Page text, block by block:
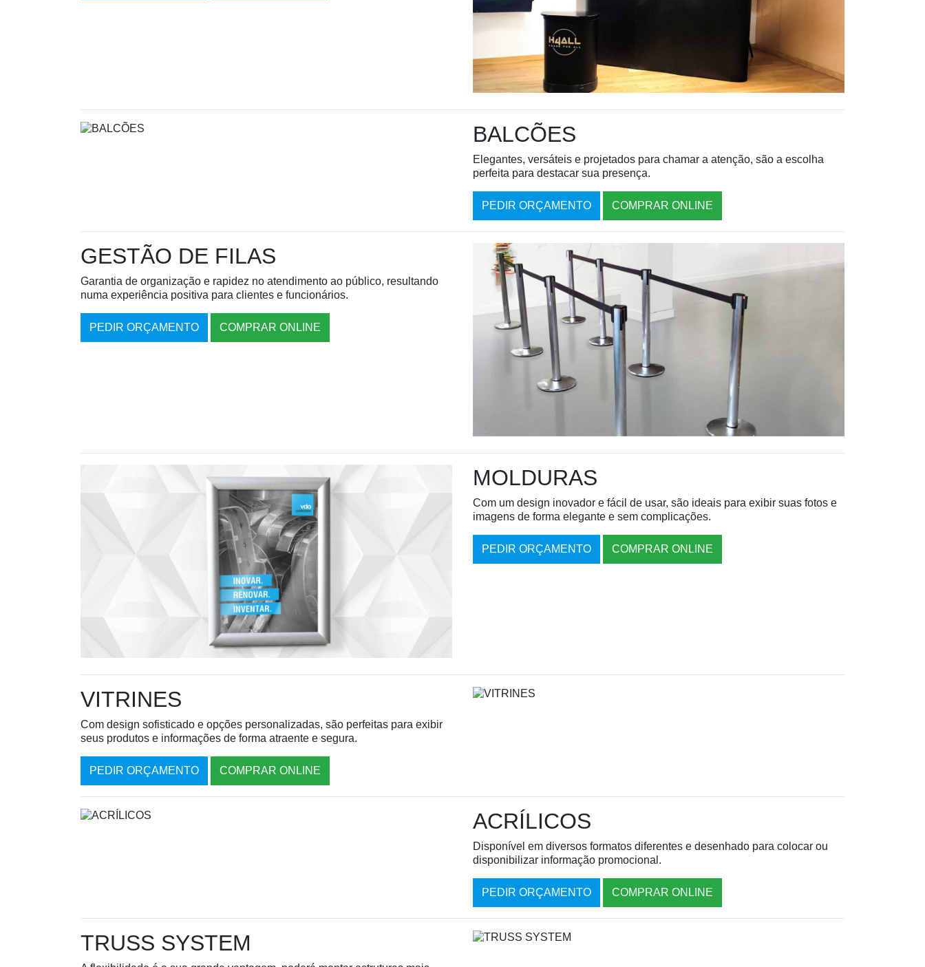
BALCÕES
Elegantes, versáteis e projetados para chamar a atenção, são a escolha
perfeita para destacar sua presença.
PEDIR ORÇAMENTO COMPRAR ONLINE
GESTÃO DE FILAS
Garantia de organização e rapidez no atendimento ao público, resultando
numa experiência positiva para clientes e funcionários.
PEDIR ORÇAMENTO COMPRAR ONLINE
MOLDURAS
Com um design inovador e fácil de usar, são ideais para exibir suas fotos e
imagens de forma elegante e sem complicações.
PEDIR ORÇAMENTO COMPRAR ONLINE
VITRINES
Com design sofisticado e opções personalizadas, são perfeitas para exibir
seus produtos e informações de forma atraente e segura.
PEDIR ORÇAMENTO COMPRAR ONLINE
ACRÍLICOS
Disponível em diversos formatos diferentes e desenhado para colocar ou
disponibilizar informação promocional.
PEDIR ORÇAMENTO COMPRAR ONLINE
TRUSS SYSTEM